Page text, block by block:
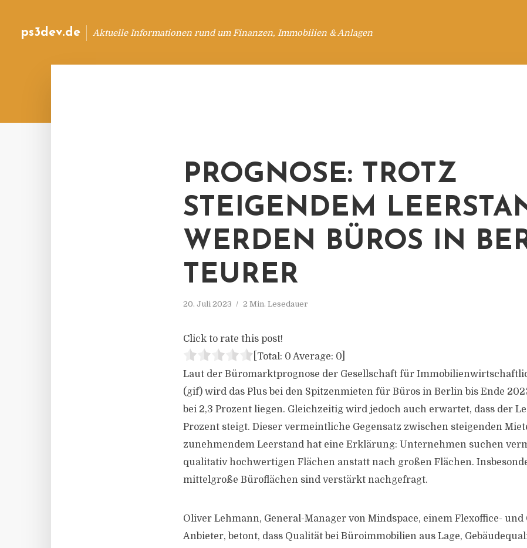
ps3dev.de Aktuelle Informationen rund um Finanzen, Immobilien & Anlagen
PROGNOSE: TROTZ
STEIGENDEM
WERDEN BÜROS IN
TEURER
20. Juli 2023 2 Min. Lesedauer
Click to rate this post!
[Total: 0 Average: 0
Laut der Büromarktprognose der Gesellschaft für
(gif) wird das Plus bei den Spitzenmieten für Büros in Berlin bis Ende
bei 2,3 Prozent liegen. Gleichzeitig wird jedoch auch erwartet, dass der
Prozent steigt. Dieser vermeintliche Gegensatz zwischen steigenden
zunehmendem Leerstand hat eine Erklärung: Unternehmen suchen
qualitativ hochwertigen Flächen anstatt nach großen Flächen.
mittelgroße Büroflächen sind verstärkt nachgefragt.
Oliver Lehmann, General-Manager von Mindspace, einem Flexoffice- und
Anbieter, betont, dass Qualität bei Büroimmobilien aus Lage,